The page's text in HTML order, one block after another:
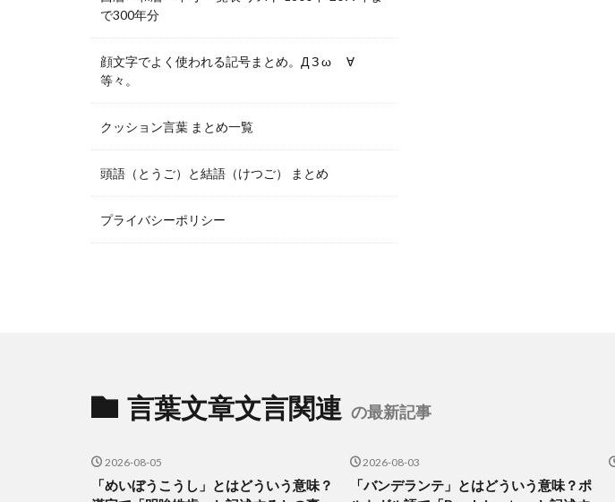
で300年分
顔文字でよく使われる記号まとめ。Д З ω ゞ∀
等々。
クッション言葉 まとめ一覧
頭語（とうご）と結語（けつご） まとめ
プライバシーポリシー
言葉文章文言関連 の最新記事
2026-08-05
「めいぼうこうし」とはどういう意味？
2026-08-03
「バンデランテ」とはどういう意味？ポ